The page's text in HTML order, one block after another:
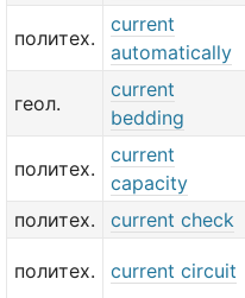
политех.
current
automatically
геол.
current
bedding
политех.
current
capacity
политех.
current check
политех. current circuit